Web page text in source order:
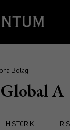
Bolag
A
HISTORIK